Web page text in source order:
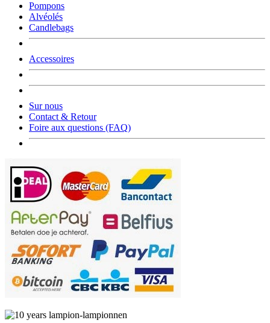
Pompons
Alvéolés
Candlebags
Accessoires
Sur nous
Contact & Retour
Foire aux questions (FAQ)